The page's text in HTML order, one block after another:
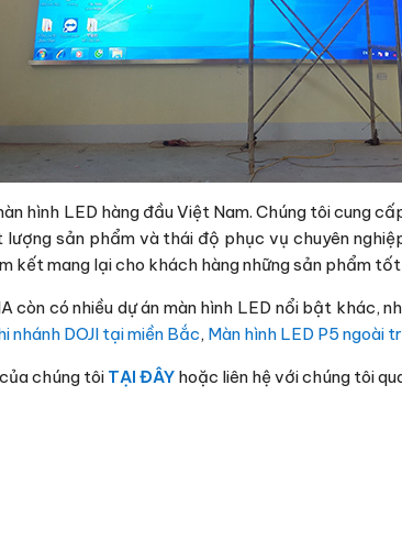
hình LED hàng đầu Việt Nam. Chúng tôi cung
sản phẩm và thái độ phục vụ chuyên
kết mang lại cho khách hàng những sản phẩm
còn có nhiều dự án màn hình LED nổi bật khác,
nhánh DOJI tại miền Bắc, Màn hình LED P5 ngoài
chúng tôi TẠI ĐÂY hoặc liên hệ với chúng tôi